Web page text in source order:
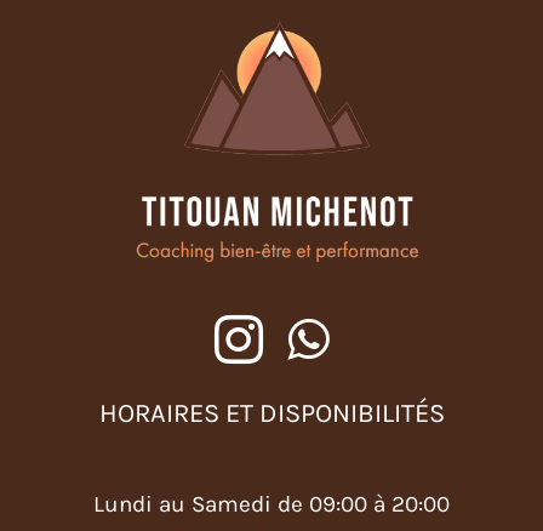
HORAIRES ET DISPONIBILITÉS
Lundi au Samedi de 09:00 à 20:00